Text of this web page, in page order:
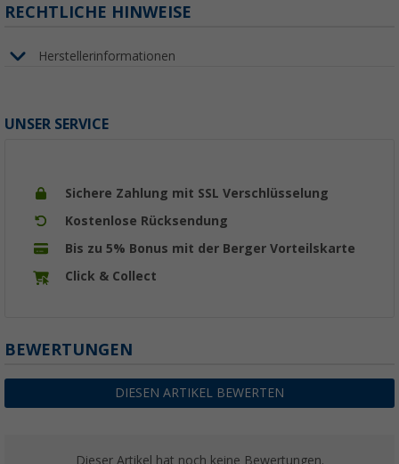
RECHTLICHE HINWEISE
Herstellerinformationen
UNSER SERVICE
Sichere Zahlung mit SSL Verschlüsselung
Kostenlose Rücksendung
Bis zu 5% Bonus mit der Berger Vorteilskarte
Click & Collect
BEWERTUNGEN
DIESEN ARTIKEL BEWERTEN
Dieser Artikel hat noch keine Bewertungen.